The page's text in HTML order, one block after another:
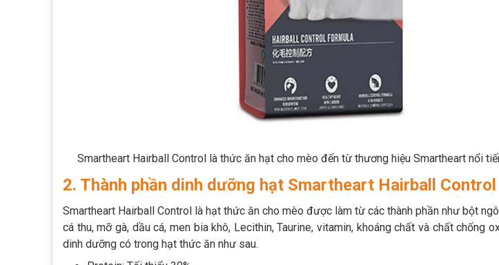
Smartheart Hairball Control là thức ăn hạt cho mèo đến từ thương hiệu Smartheart nổi
2. Thành phần dinh dưỡng hạt Smartheart Hairball Control
Smartheart Hairball Control là hạt thức ăn cho mèo được làm từ các thành phần như bột
cá thu, mỡ gà, dầu cá, men bia khô, Lecithin, Taurine, vitamin, khoáng chất và chất chống
dinh dưỡng có trong hạt thức ăn như sau.